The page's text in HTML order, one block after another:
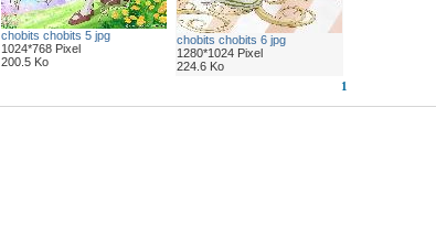
chobits chobits 5 jpg
1024*768 Pixel
200.5 Ko
chobits chobits 6 jpg
1280*1024 Pixel
224.6 Ko
1